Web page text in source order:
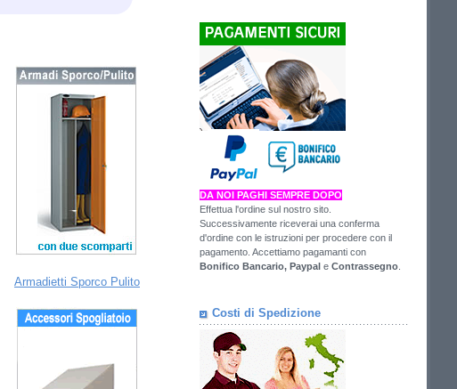
Armadietti Sporco Pulito
DA NOI PAGHI SEMPRE DOPO
Effettua l'ordine sul nostro sito.
Successivamente riceverai una conferma
d'ordine con le istruzioni per procedere con il
pagamento. Accettiamo pagamanti con
Bonifico Bancario, PaypaleContrassegno
Costi di Spedizione